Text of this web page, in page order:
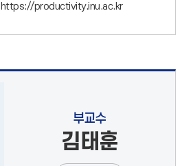
https://productivity.inu.ac.kr
부교수
김태훈